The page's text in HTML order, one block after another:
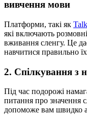
вивчення мови
Платформи, такі як
які включають
вживання сленгу. Це
навчитися правильно
2. Спілкування з
Під час подорожі
питання про значення
допоможе вам швидко